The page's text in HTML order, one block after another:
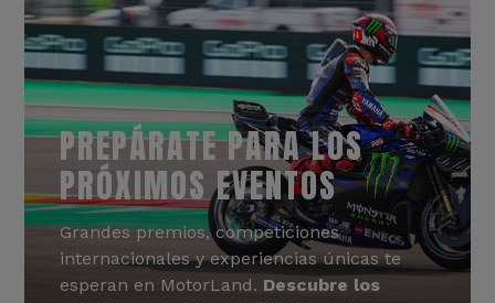
PREPÁRATE PARA LOS
PRÓXIMOS EVENTOS
Grandes premios, competiciones
internacionales y experiencias únicas te
esperan en MotorLand. Descubre los